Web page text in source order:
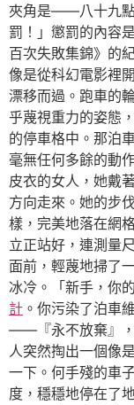
夾角是——八十九點
罰！」懲罰的內容
百次失敗集錦》的
像是從科幻電影裡
漂移而過。跑車的
乎蔑視重力的姿態
的停車格中。那泊
毫無任何多餘的動
皮衣的女人，她戴
方向走來。她的步
樣，完美地落在網
立正站好，連測量
面前，輕蔑地掃了
冰冷。「新手，你
計 。你污染了泊車
——『永不放棄』，
人突然掏出一個像
一下。何手殘的車
度，穩穩地停在了